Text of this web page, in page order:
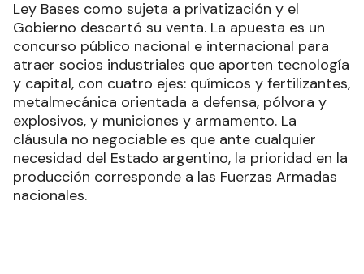
Ley Bases como sujeta a privatización y el
Gobierno descartó su venta. La apuesta es un
concurso público nacional e internacional para
atraer socios industriales que aporten tecnología
y capital, con cuatro ejes: químicos y fertilizantes,
metalmecánica orientada a defensa, pólvora y
explosivos, y municiones y armamento. La
cláusula no negociable es que ante cualquier
necesidad del Estado argentino, la prioridad en la
producción corresponde a las Fuerzas Armadas
nacionales.